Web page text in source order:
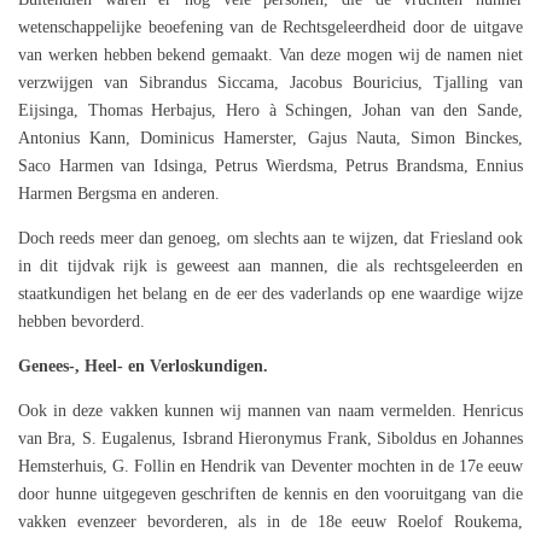
wetenschappelijke beoefening van de Rechtsgeleerdheid door de uitgave
van werken hebben bekend gemaakt. Van deze mogen wij de namen niet
verzwijgen van Sibrandus Siccama, Jacobus Bouricius, Tjalling van
Eijsinga, Thomas Herbajus, Hero à Schingen, Johan van den Sande,
Antonius Kann, Dominicus Hamerster, Gajus Nauta, Simon Binckes,
Saco Harmen van Idsinga, Petrus Wierdsma, Petrus Brandsma, Ennius
Harmen Bergsma en anderen.
Doch reeds meer dan genoeg, om slechts aan te wijzen, dat Friesland ook
in dit tijdvak rijk is geweest aan mannen, die als rechtsgeleerden en
staatkundigen het belang en de eer des vaderlands op ene waardige wijze
hebben bevorderd.
Genees-, Heel- en Verloskundigen.
Ook in deze vakken kunnen wij mannen van naam vermelden. Henricus
van Bra, S. Eugalenus, Isbrand Hieronymus Frank, Siboldus en Johannes
Hemsterhuis, G. Follin en Hendrik van Deventer mochten in de 17e eeuw
door hunne uitgegeven geschriften de kennis en den vooruitgang van die
vakken evenzeer bevorderen, als in de 18e eeuw Roelof Roukema,